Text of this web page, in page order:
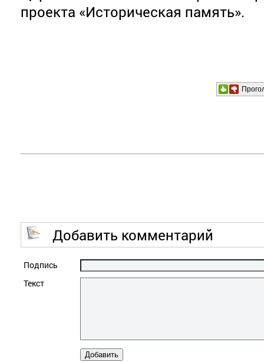
проекта «Историческая память».
Добавить комментарий
Подпись
Текст